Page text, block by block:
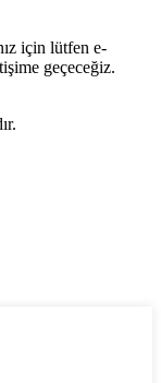
için lütfen e-
geçeceğiz.